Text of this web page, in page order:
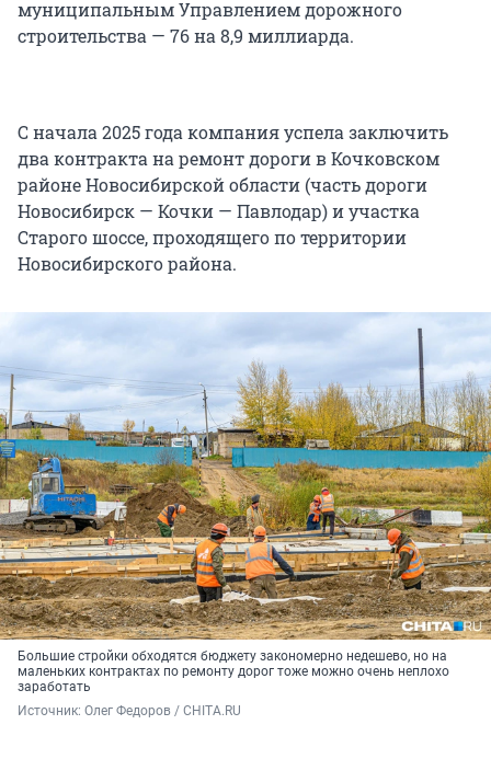
муниципальным Управлением дорожного
строительства — 76 на 8,9 миллиарда.
С начала 2025 года компания успела заключить
два контракта на ремонт дороги в Кочковском
районе Новосибирской области (часть дороги
Новосибирск — Кочки — Павлодар) и участка
Старого шоссе, проходящего по территории
Новосибирского района.
Большие стройки обходятся бюджету закономерно недешево, но на
маленьких контрактах по ремонту дорог тоже можно очень неплохо
заработать
Источник: Олег Федоров / CHITA.RU